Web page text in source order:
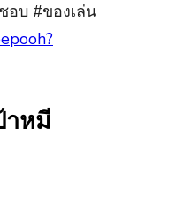
อบ #ของเล่น
าหมี